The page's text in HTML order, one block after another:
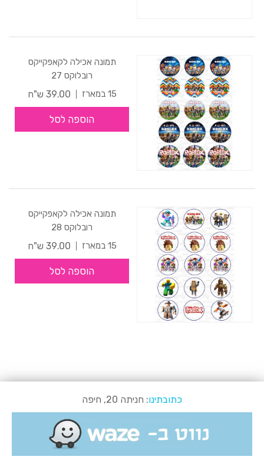
תמונה אכילה לקאפקייקס
רובלוקס 27
15 במארז
39.00 ש"ח
הוספה לסל
תמונה אכילה לקאפקייקס
רובלוקס 28
15 במארז
39.00 ש"ח
הוספה לסל
כתובתינו: חניתה 20, חיפה